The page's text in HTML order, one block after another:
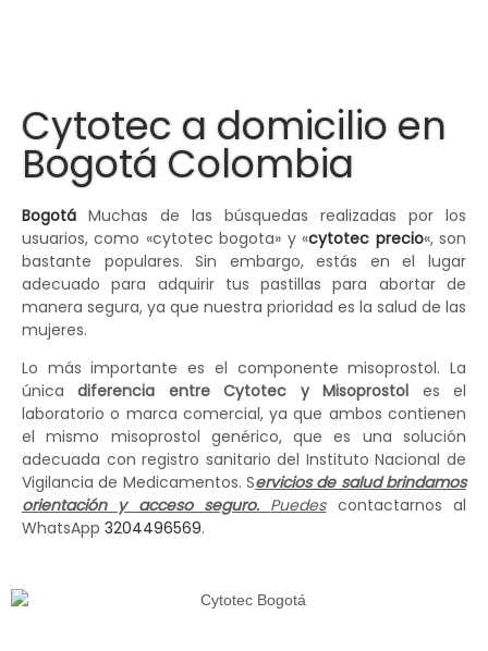
Cytotec a domicilio en
Bogotá Colombia
Bogotá Muchas de las búsquedas realizadas por los
usuarios, como «cytotec bogota» y «cytotec precio«, son
bastante populares. Sin embargo, estás en el lugar
adecuado para adquirir tus pastillas para abortar de
manera segura, ya que nuestra prioridad es la salud de las
mujeres.
Lo más importante es el componente misoprostol. La
únicadiferencia entre Cytotec y Misoprostol es el
laboratorio o marca comercial, ya que ambos contienen
el mismo misoprostol genérico, que es una solución
adecuada con registro sanitario del Instituto Nacional de
Vigilancia de Medicamentos. Servicios de salud brindamos
orientación y acceso seguro. Puedescontactarnos al
WhatsApp 3204496569.